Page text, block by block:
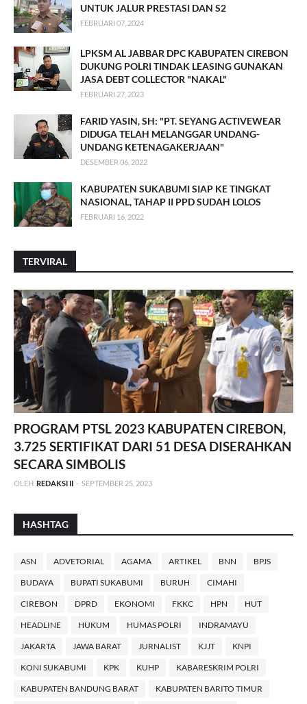
UNTUK JALUR PRESTASI DAN S2
FEBRUARI 07, 2024
LPKSM AL JABBAR DPC KABUPATEN CIREBON
DUKUNG POLRI TINDAK LEASING GUNAKAN
JASA DEBT COLLECTOR "NAKAL"
FEBRUARI 27, 2023
FARID YASIN, SH: "PT. SEYANG ACTIVEWEAR
DIDUGA TELAH MELANGGAR UNDANG-
UNDANG KETENAGAKERJAAN"
DESEMBER 06, 2022
KABUPATEN SUKABUMI SIAP KE TINGKAT
NASIONAL, TAHAP II PPD SUDAH LOLOS
FEBRUARI 16, 2022
TERVIRAL
PROGRAM PTSL 2023 KABUPATEN CIREBON,
3.725 SERTIFIKAT DARI 51 DESA DISERAHKAN
SECARA SIMBOLIS
OLEH REDAKSI II - SEPTEMBER 25, 2023
HASHTAG
ASN ADVETORIAL AGAMA ARTIKEL BNN BPJS
BUDAYA BUPATI SUKABUMI BURUH CIMAHI
CIREBON DPRD EKONOMI FKKC HPN HUT
HEADLINE HUKUM HUMAS POLRI INDRAMAYU
JAKARTA JAWA BARAT JURNALIST KJJT KNPI
KONI SUKABUMI KPK KUHP KABARESKRIM POLRI
KABUPATEN BANDUNG BARAT KABUPATEN BARITO TIMUR